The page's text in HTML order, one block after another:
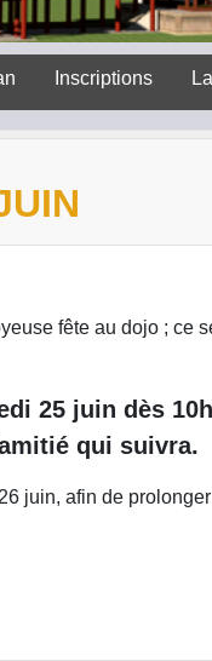
Inscriptions
fête au dojo ;
25 juin dès
qui suivra.
juin, afin de